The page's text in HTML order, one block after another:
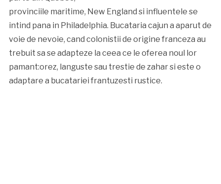
provinciile maritime, New England si influentele se
intind pana in Philadelphia. Bucataria cajun a aparut de
voie de nevoie, cand colonistii de origine franceza au
trebuit sa se adapteze la ceea ce le oferea noul lor
pamant:orez, languste sau trestie de zahar si este o
adaptare a bucatariei frantuzesti rustice.